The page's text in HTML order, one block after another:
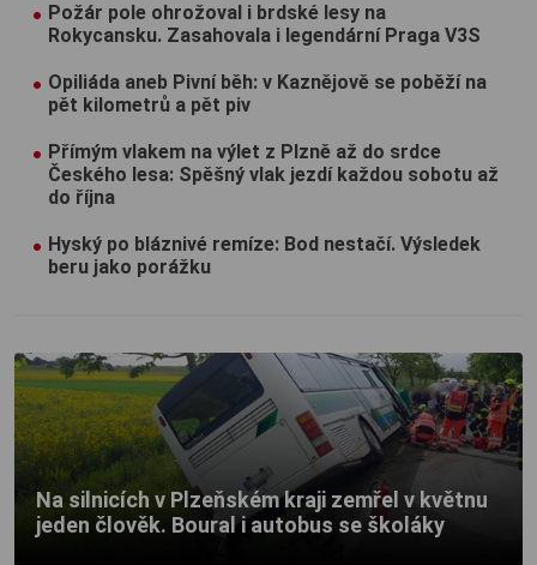
Požár pole ohrožoval i brdské lesy na
Rokycansku. Zasahovala i legendární Praga V3S
Opiliáda aneb Pivní běh: v Kaznějově se poběží na
pět kilometrů a pět piv
Přímým vlakem na výlet z Plzně až do srdce
Českého lesa: Spěšný vlak jezdí každou sobotu až
do října
Hyský po bláznivé remíze: Bod nestačí. Výsledek
beru jako porážku
Na silnicích v Plzeňském kraji zemřel v květnu
jeden člověk. Boural i autobus se školáky